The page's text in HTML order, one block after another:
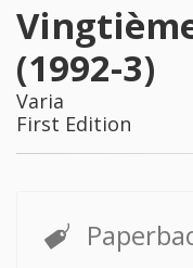
(1992-3)
Varia
First Edition